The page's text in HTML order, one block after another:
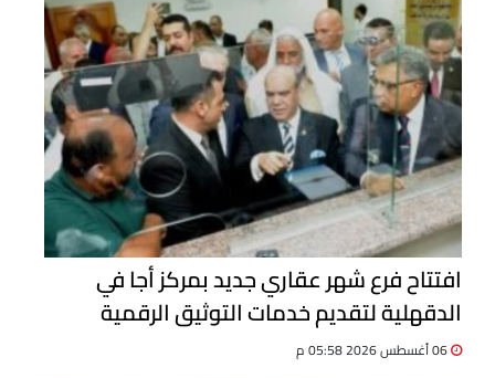
افتتاح فرع شهر عقاري جديد بمركز أجا في
الدقهلية لتقديم خدمات التوثيق الرقمية